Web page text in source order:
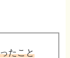
たこと